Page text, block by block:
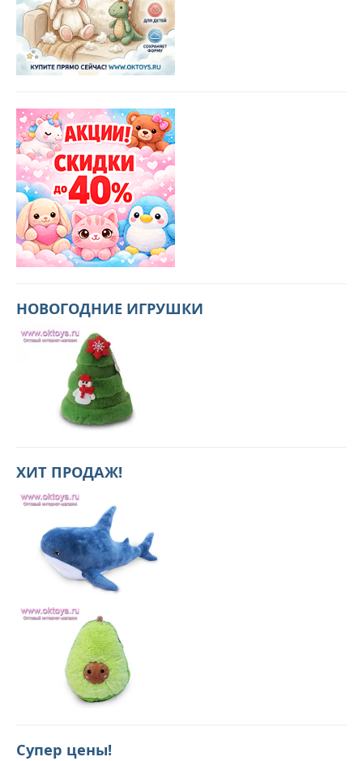
НОВОГОДНИЕ ИГРУШКИ
ХИТ ПРОДАЖ!
Супер цены!